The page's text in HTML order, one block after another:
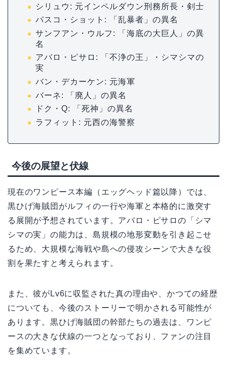
シリュウ: 元インペルダウン刑務所長・剣士
バスコ・ショット: 「乱暴者」の異名
サンフアン・ウルフ: 「海底の大巨人」の異
名
アバロ・ピサロ: 「不浄の王」・シマシマの
実
バン・デカーケン: 元海軍
バーネ: 「廃人」の異名
ドク・Q: 「死神」の異名
ラフィット: 元西の海警察
今後の展望と伏線
現在のワンピース本編（エッグヘッド篇以降）では、
黒ひげ海賊団がルフィの一行や海軍と本格的に激突す
る展開が予想されています。アバロ・ピサロの「シマ
シマの実」の能力は、島規模の地形変動を引き起こせ
るため、大規模な海戦や島への侵攻シーンで大きな役
割を果たすと考えられます。
また、彼がLv6に収監された真の理由や、かつての経歴
についても、今後のストーリーで明かされる可能性が
あります。黒ひげ海賊団の幹部たちの過去は、ワンピ
ースの大きな伏線の一つとなっており、ファンの注目
を集めています。